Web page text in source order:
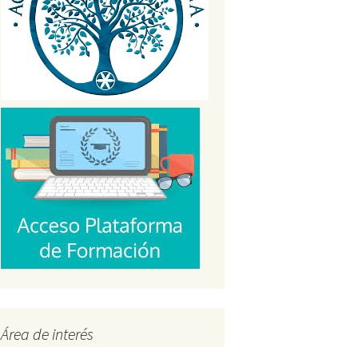
Área de interés